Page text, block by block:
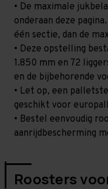
• De maximale
onderaan deze
één sectie, dan de
• Deze opstelling
1.850 mm en 72
en de bijbehorende
• Let op, een
geschikt voor
• Bestel eenvoudig
aanrijdbescherming
Roosters